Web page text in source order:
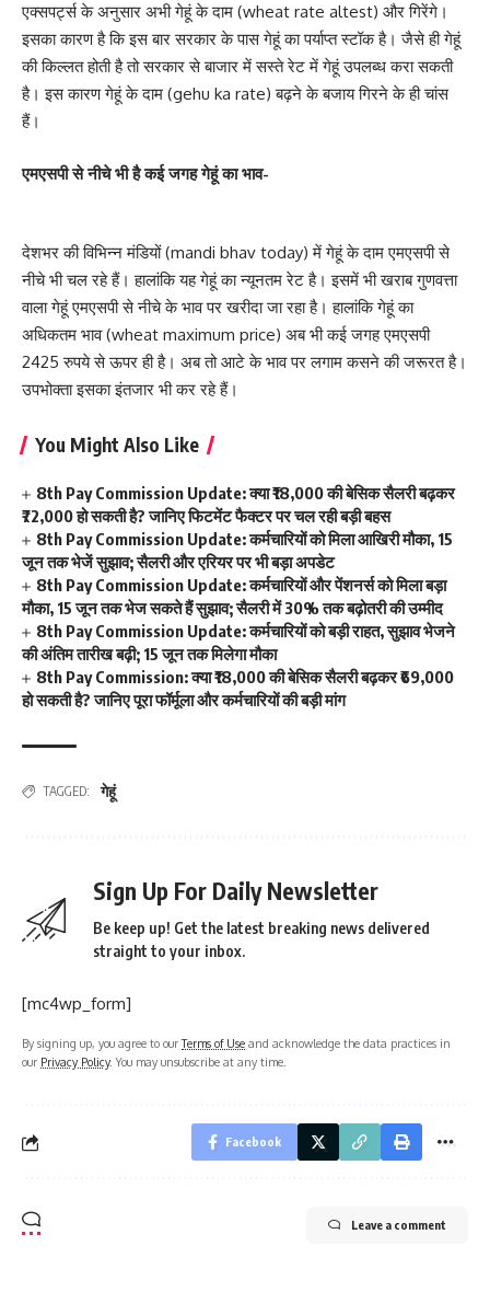
एक्सपर्ट्स के अनुसार अभी गेहूं के दाम (wheat rate altest) और गिरेंगे।
इसका कारण है कि इस बार सरकार के पास गेहूं का पर्याप्त स्टॉक है। जैसे ही गेहूं
की किल्लत होती है तो सरकार से बाजार में सस्ते रेट में गेहूं उपलब्ध करा सकती
है। इस कारण गेहूं के दाम (gehu ka rate) बढ़ने के बजाय गिरने के ही चांस
हैं।
एमएसपी से नीचे भी है कई जगह गेहूं का भाव-
देशभर की विभिन्न मंडियों (mandi bhav today) में गेहूं के दाम एमएसपी से
नीचे भी चल रहे हैं। हालांकि यह गेहूं का न्यूनतम रेट है। इसमें भी खराब गुणवत्ता
वाला गेहूं एमएसपी से नीचे के भाव पर खरीदा जा रहा है। हालांकि गेहूं का
अधिकतम भाव (wheat maximum price) अब भी कई जगह एमएसपी
2425 रुपये से ऊपर ही है। अब तो आटे के भाव पर लगाम कसने की जरूरत है।
उपभोक्ता इसका इंतजार भी कर रहे हैं।
You Might Also Like
8th Pay Commission Update: क्या ₹18,000 की बेसिक सैलरी बढ़कर
₹72,000 हो सकती है? जानिए फिटमेंट फैक्टर पर चल रही बड़ी बहस
8th Pay Commission Update: कर्मचारियों को मिला आखिरी मौका, 15
जून तक भेजें सुझाव; सैलरी और एरियर पर भी बड़ा अपडेट
8th Pay Commission Update: कर्मचारियों और पेंशनर्स को मिला बड़ा
मौका, 15 जून तक भेज सकते हैं सुझाव; सैलरी में 30% तक बढ़ोतरी की उम्मीद
8th Pay Commission Update: कर्मचारियों को बड़ी राहत, सुझाव भेजने
की अंतिम तारीख बढ़ी; 15 जून तक मिलेगा मौका
8th Pay Commission: क्या ₹18,000 की बेसिक सैलरी बढ़कर ₹69,000
हो सकती है? जानिए पूरा फॉर्मूला और कर्मचारियों की बड़ी मांग
TAGGED: गेहूं
Sign Up For Daily Newsletter
Be keep up! Get the latest breaking news delivered
straight to your inbox.
[mc4wp_form]
By signing up, you agree to ourTerms of Use and acknowledge the data practices in
our Privacy Policy. You may unsubscribe at any time.
Facebook
Leave a comment